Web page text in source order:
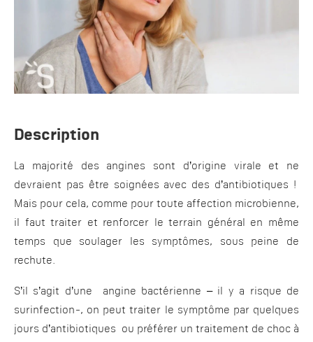
Description
La majorité des angines sont d’origine virale et ne
devraient pas être soignées avec des d’antibiotiques !
Mais pour cela, comme pour toute affection microbienne,
il faut traiter et renforcer le terrain général en même
temps que soulager les symptômes, sous peine de
rechute.
S’il s’agit d’une angine bactérienne – il y a risque de
surinfection-, on peut traiter le symptôme par quelques
jours d’antibiotiques ou préférer un traitement de choc à